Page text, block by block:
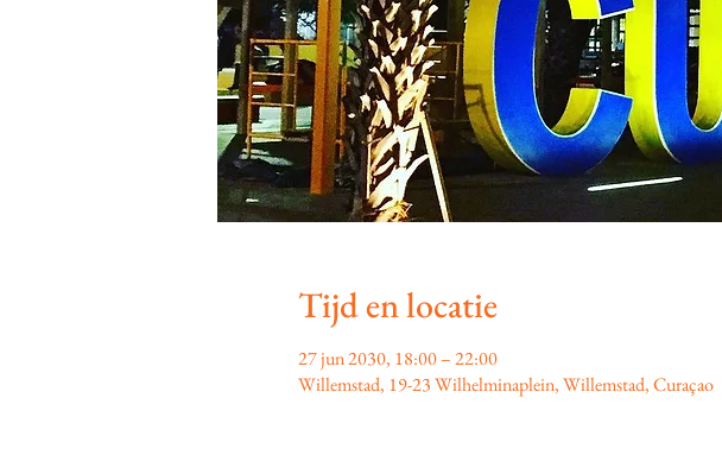
Tijd en locatie
27 jun 2030, 18:00 – 22:00
Willemstad, 19-23 Wilhelminaplein, Willemstad, Curaçao